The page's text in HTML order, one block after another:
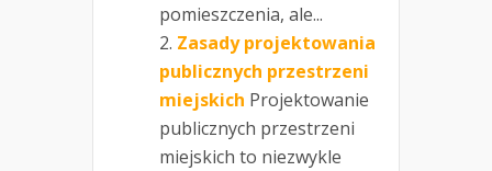
pomieszczenia, ale...
Zasady projektowania
publicznych przestrzeni
miejskich Projektowanie
publicznych przestrzeni
miejskich to niezwykle